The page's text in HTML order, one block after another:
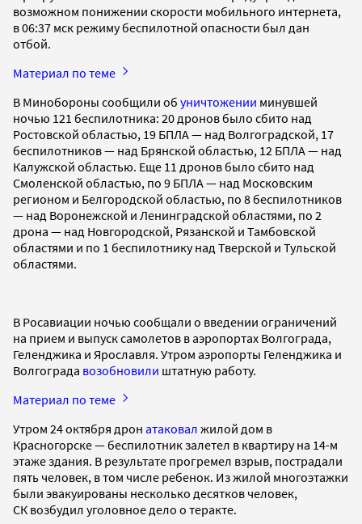
возможном понижении скорости мобильного интернета,
в 06:37 мск режиму беспилотной опасности был дан
отбой.
Материал по теме
В Минобороны сообщили об уничтожении минувшей
ночью 121 беспилотника: 20 дронов было сбито над
Ростовской областью, 19 БПЛА — над Волгоградской, 17
беспилотников — над Брянской областью, 12 БПЛА — над
Калужской областью. Еще 11 дронов было сбито над
Смоленской областью, по 9 БПЛА — над Московским
регионом и Белгородской областью, по 8 беспилотников
— над Воронежской и Ленинградской областями, по 2
дрона — над Новгородской, Рязанской и Тамбовской
областями и по 1 беспилотнику над Тверской и Тульской
областями.
В Росавиации ночью сообщали о введении ограничений
на прием и выпуск самолетов в аэропортах Волгограда,
Геленджика и Ярославля. Утром аэропорты Геленджика и
Волгограда возобновили штатную работу.
Материал по теме
Утром 24 октября дрон атаковал жилой дом в
Красногорске — беспилотник залетел в квартиру на 14-м
этаже здания. В результате прогремел взрыв, пострадали
пять человек, в том числе ребенок. Из жилой многоэтажки
были эвакуированы несколько десятков человек,
СК возбудил уголовное дело о теракте.